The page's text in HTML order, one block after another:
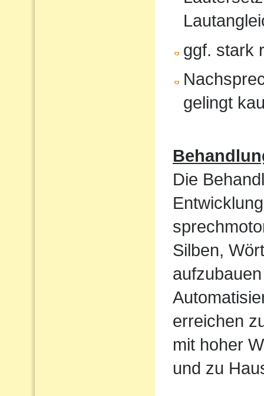
ggf. stark
gelingt
Die
Silben,
erreichen
mit hoher
und zu